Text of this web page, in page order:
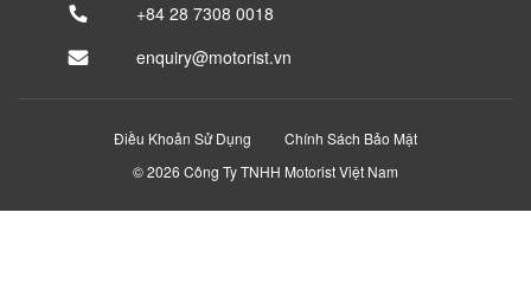
+84 28 7308 0018
enquiry@motorist.vn
Điều Khoản Sử Dụng
Chính Sách Bảo Mật
© 2026 Công Ty TNHH Motorist Việt Nam